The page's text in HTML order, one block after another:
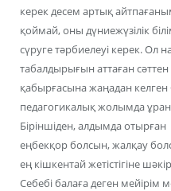
керек десем артық
қоймай, оны дүниежүзілік
сүруге тәрбиелеуі керек. Ол
табалдырығын аттаған
қабырғасына жаңадан келген
педагогикалық жолымда
Біріншіден, алдымда
еңбекқор болсын, жалқау
ең кішкентай жетістігіне
Себебі балаға деген